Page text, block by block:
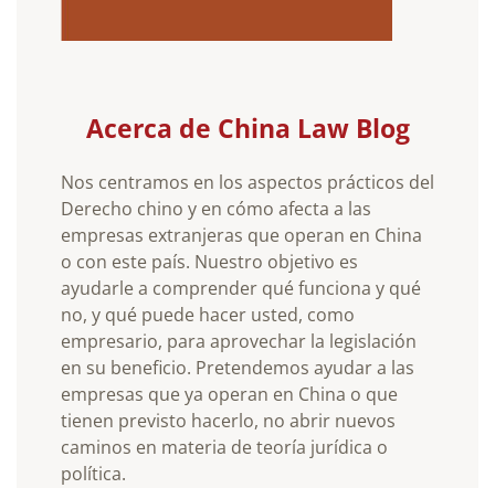
Acerca de China Law Blog
Nos centramos en los aspectos prácticos del
Derecho chino y en cómo afecta a las
empresas extranjeras que operan en China
o con este país. Nuestro objetivo es
ayudarle a comprender qué funciona y qué
no, y qué puede hacer usted, como
empresario, para aprovechar la legislación
en su beneficio. Pretendemos ayudar a las
empresas que ya operan en China o que
tienen previsto hacerlo, no abrir nuevos
caminos en materia de teoría jurídica o
política.